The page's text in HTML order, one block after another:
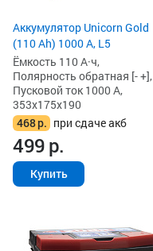
Аккумулятор Unicorn Gold
(110 Ah) 1000 А, L5
Ёмкость 110 А·ч,
Полярность обратная [- +],
Пусковой ток 1000 А,
353x175x190
468р. при сдаче акб
499р.
Купить